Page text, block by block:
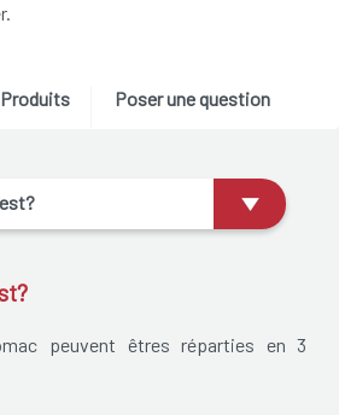
Produits Poser une question
peuvent êtres réparties en 3